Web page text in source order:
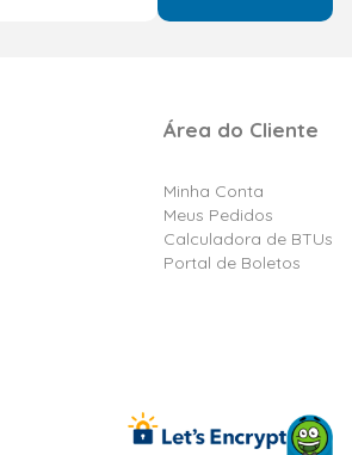
Área do Cliente
Minha Conta
Meus Pedidos
Calculadora de BTUs
Portal de Boletos